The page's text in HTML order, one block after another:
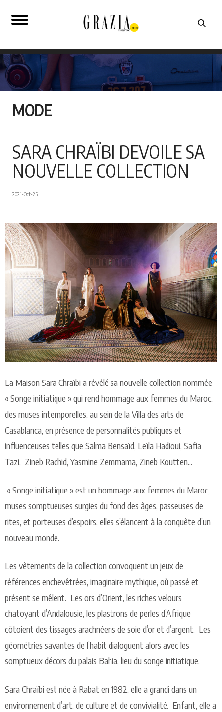
MODE
SARA CHRAÏBI DEVOILE SA
NOUVELLE COLLECTION
2021-Oct-25
La Maison Sara Chraïbi a révélé sa nouvelle collection nommée
« Songe initiatique » qui rend hommage aux femmes du Maroc,
des muses intemporelles, au sein de la Villa des arts de
Casablanca, en présence de personnalités publiques et
influenceuses telles que Salma Bensaïd, Leïla Hadioui, Safia
Tazi, Zineb Rachid, Yasmine Zemmama, Zineb Koutten...
« Songe initiatique » est un hommage aux femmes du Maroc,
muses somptueuses surgies du fond des âges, passeuses de
rites, et porteuses d’espoirs, elles s’élancent à la conquête d’un
nouveau monde.
Les vêtements de la collection convoquent un jeux de
références enchevêtrées, imaginaire mythique, où passé et
présent se mêlent. Les ors d’Orient, les riches velours
chatoyant d’Andalousie, les plastrons de perles d’Afrique
côtoient des tissages arachnéens de soie d’or et d’argent. Les
géométries savantes de l’habit dialoguent alors avec les
somptueux décors du palais Bahia, lieu du songe initiatique.
Sara Chraïbi est née à Rabat en 1982, elle a grandi dans un
environnement d’art, de culture et de convivialité. Enfant, elle a